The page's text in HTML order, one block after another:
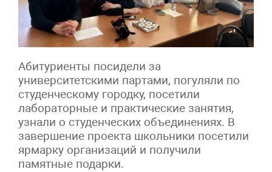
Абитуриенты посидели за
университетскими партами, погуляли по
студенческому городку, посетили
лабораторные и практические занятия,
узнали о студенческих объединениях. В
завершение проекта школьники посетили
ярмарку организаций и получили
памятные подарки.